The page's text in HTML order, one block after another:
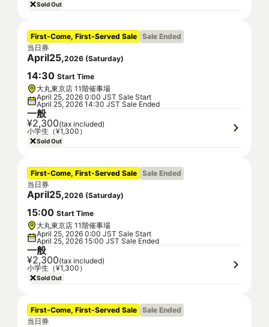
Sold Out
First-Come, First-Served Sale Sale Ended
当日券
April25,2026 (Saturday)
14:30 Start Time
大丸東京店 11階催事場
April 25, 2026 0:00 JST Sale Start
April 25, 2026 14:30 JST Sale Ended
一般
¥2,300(tax included)
小学生（¥1,300）
Sold Out
First-Come, First-Served Sale Sale Ended
当日券
April25,2026 (Saturday)
15:00 Start Time
大丸東京店 11階催事場
April 25, 2026 0:00 JST Sale Start
April 25, 2026 15:00 JST Sale Ended
一般
¥2,300(tax included)
小学生（¥1,300）
Sold Out
First-Come, First-Served Sale Sale Ended
当日券